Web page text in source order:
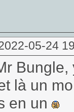
05-24
là un
en un